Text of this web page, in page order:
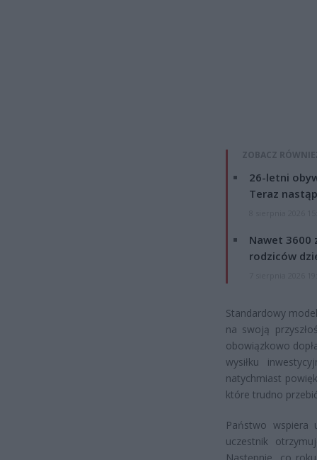
ZOBACZ
26-letni
Teraz
Nawet 3600
rodziców
Standardowy
na swoją
obowiązkowo
wysiłku
natychmiast
które trudno
Państwo wspiera
uczestnik